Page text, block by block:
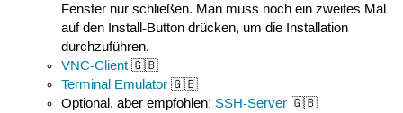
echo
echo "Please wait while entering the chroot-
echo
# export environment variables													  #
export ANDROIDTMP=$TMPDIR
Fenster nur schließen. Man muss noch ein zweites Mal
auf den Install-Button drücken, um die Installation
durchzuführen.
VNC-Client 🇬🇧
Terminal Emulator 🇬🇧
Optional, aber empfohlen:SSH-Server 🇬🇧